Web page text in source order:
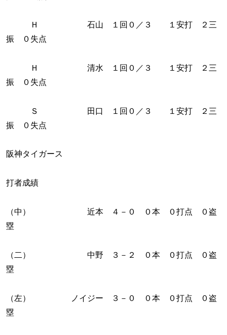
Ｈ 石山 １回０／３ １安打 ２三
振 ０失点
Ｈ 清水 １回０／３ １安打 ２三
振 ０失点
Ｓ 田口 １回０／３ １安打 ２三
振 ０失点
阪神タイガース
打者成績
（中） 近本 ４－０ ０本 ０打点 ０盗
塁
（二） 中野 ３－２ ０本 ０打点 ０盗
塁
（左） ノイジー ３－０ ０本 ０打点 ０盗
塁